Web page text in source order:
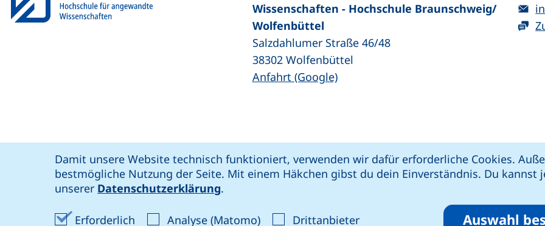
Damit unsere Website technisch funktioniert, verwenden wir dafür erforderliche Cookies.
bestmögliche Nutzung der Seite. Mit einem Häkchen gibst du dein Einverständnis. Du kannst
unserer Datenschutzerklärung.
Erforderlich Erforderliche Cookies akzeptieren
Analyse (Matomo)Analyse-Cookies akzeptieren
Drittanbieter: Cookies von Drittanbieter
Auswahl
Ostfalia @: soziale Medien
unsere Facebook-Seite (externer Link, öffnet neues Fenster)
unsere LinkedIn-Seite (externer Link, öffnet neues Fenster)
unsere Instagram-Seite (externer Link, öffnet neues Fenster)
unsere YouTube-Seite (externer Link, öffnet neues Fenster)
Wissenschaften - Hochschule Braunschweig/​
Wolfenbüttel
Salzdahlumer Straße 46/48
38302 Wolfenbüttel
Anfahrt (Google)(externer Link, öffnet neues Fenster)
Barriere melden